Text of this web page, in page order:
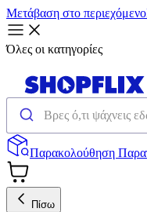
Μετάβαση στο περιεχόμενο
Όλες οι κατηγορίες
Παρακολούθηση
Πίσω